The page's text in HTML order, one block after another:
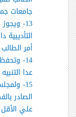
جامعات
13-
أمر
14-
عدا
15-
الصادر
علي